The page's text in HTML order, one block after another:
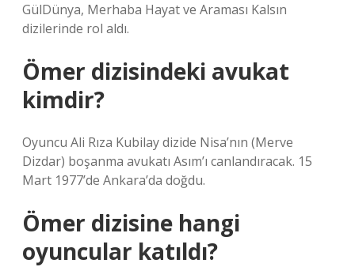
GülDünya, Merhaba Hayat ve Araması Kalsın
dizilerinde rol aldı.
Ömer dizisindeki avukat
kimdir?
Oyuncu Ali Rıza Kubilay dizide Nisa’nın (Merve
Dizdar) boşanma avukatı Asım’ı canlandıracak. 15
Mart 1977’de Ankara’da doğdu.
Ömer dizisine hangi
oyuncular katıldı?